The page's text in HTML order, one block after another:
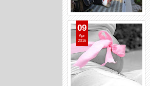
09
Apr
2016